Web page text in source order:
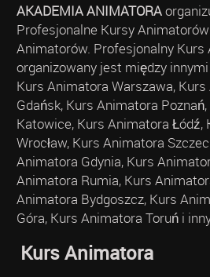
AKADEMIA ANIMATORA
Profesjonalne Kursy
Animatorów. Profesjonalny Kurs
organizowany jest między
Kurs Animatora Warszawa,
Gdańsk, Kurs Animatora
Katowice, Kurs Animatora Łódź,
Wrocław, Kurs Animatora
Animatora Gdynia, Kurs
Animatora Rumia, Kurs
Animatora Bydgoszcz, Kurs
Góra, Kurs Animatora Toruń i
Kurs Animatora